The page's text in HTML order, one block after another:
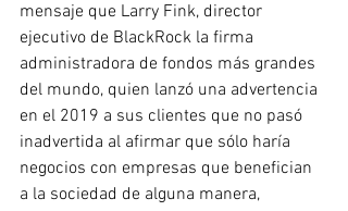
mensaje que Larry Fink, director
ejecutivo de BlackRock la firma
administradora de fondos más grandes
del mundo, quien lanzó una advertencia
en el 2019 a sus clientes que no pasó
inadvertida al afirmar que sólo haría
negocios con empresas que benefician
a la sociedad de alguna manera,